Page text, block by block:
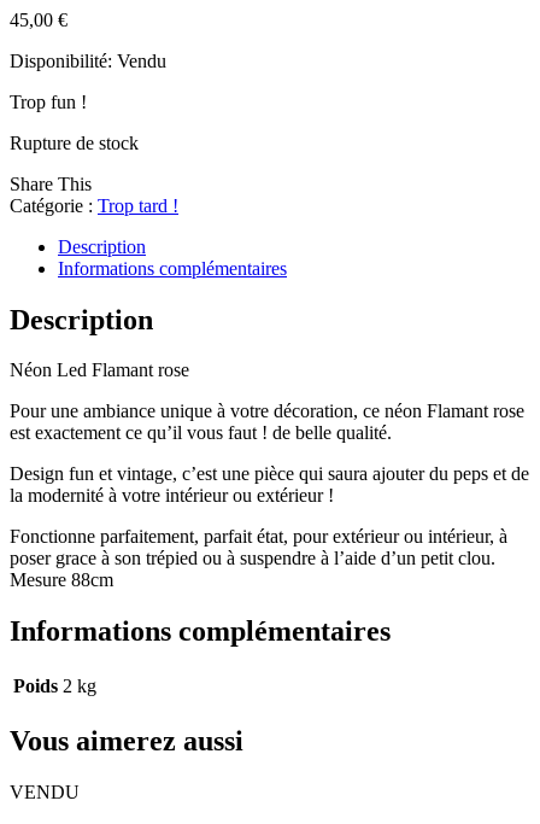
45,00 €
Disponibilité: Vendu
Trop fun !
Rupture de stock
Share This
Catégorie : Trop tard !
Description
Informations complémentaires
Description
Néon Led Flamant rose
Pour une ambiance unique à votre décoration, ce néon Flamant rose
est exactement ce qu’il vous faut ! de belle qualité.
Design fun et vintage, c’est une pièce qui saura ajouter du peps et de
la modernité à votre intérieur ou extérieur !
Fonctionne parfaitement, parfait état, pour extérieur ou intérieur, à
poser grace à son trépied ou à suspendre à l’aide d’un petit clou.
Mesure 88cm
Informations complémentaires
Poids 2 kg
Vous aimerez aussi
VENDU